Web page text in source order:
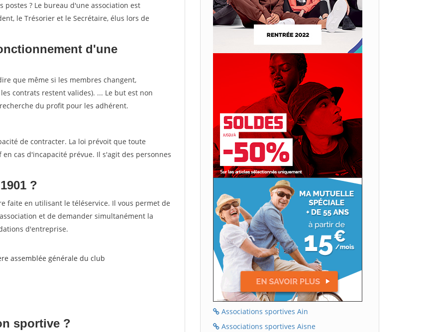
? Le bureau d'une association est
le Trésorier et le Secrétaire, élus lors de
d'une
que même si les membres changent,
contrats restent valides). ... Le but est non
du profit pour les adhérent.
de contracter. La loi prévoit que toute
cas d'incapacité prévue. Il s'agit des personnes
?
faite en utilisant le téléservice. Il vous permet de
et de demander simultanément la
d'entreprise.
assemblée générale du club
sportive ?
Associations sportives Ain
Associations sportives Aisne